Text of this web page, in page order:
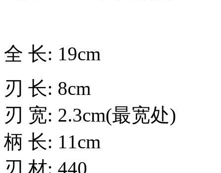
全 长: 19cm
刃 长: 8cm
刃 宽: 2.3cm(最宽处)
柄 长: 11cm
刃 材: 440